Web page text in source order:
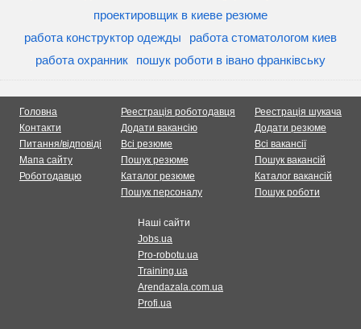
проектировщик в киеве резюме
работа конструктор одежды
работа стоматологом киев
работа охранник
пошук роботи в івано франківську
Головна
Контакти
Питання/відповіді
Мапа сайту
Роботодавцю
Реестрація роботодавця
Додати вакансію
Всі резюме
Пошук резюме
Каталог резюме
Пошук персоналу
Реестрація шукача
Додати резюме
Всі вакансії
Пошук вакансій
Каталог вакансій
Пошук роботи
Наші сайти
Jobs.ua
Pro-robotu.ua
Training.ua
Arendazala.com.ua
Profi.ua